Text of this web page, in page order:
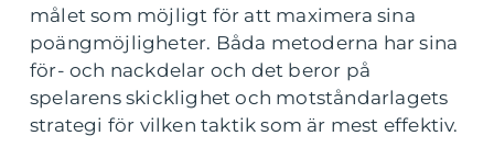
målet som möjligt för att maximera sina
poängmöjligheter. Båda metoderna har sina
för- och nackdelar och det beror på
spelarens skicklighet och motståndarlagets
strategi för vilken taktik som är mest effektiv.